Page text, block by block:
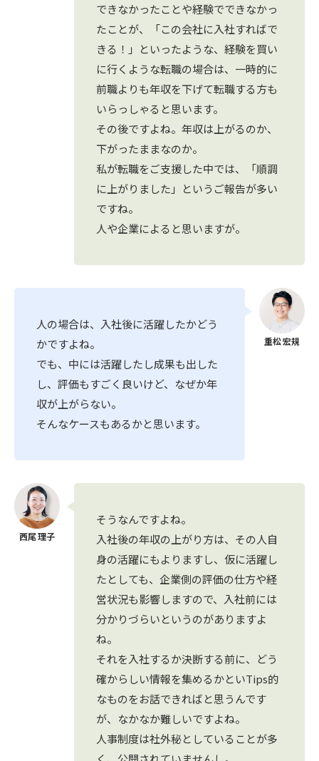
できなかったことや経験でできなかっ
たことが、「この会社に入社すればで
きる！」といったような、経験を買い
に行くような転職の場合は、一時的に
前職よりも年収を下げて転職する方も
いらっしゃると思います。
その後ですよね。年収は上がるのか、
下がったままなのか。
私が転職をご支援した中では、「順調
に上がりました」というご報告が多い
ですね。
人や企業によると思いますが。
人の場合は、入社後に活躍したかどう
かですよね。
でも、中には活躍したし成果も出した
し、評価もすごく良いけど、なぜか年
収が上がらない。
そんなケースもあるかと思います。
そうなんですよね。
入社後の年収の上がり方は、その人自
身の活躍にもよりますし、仮に活躍し
たとしても、企業側の評価の仕方や経
営状況も影響しますので、入社前には
分かりづらいというのがありますよ
ね。
それを入社するか決断する前に、どう
確からしい情報を集めるかといTips的
なものをお話できればと思うんです
が、なかなか難しいですよね。
人事制度は社外秘としていることが多